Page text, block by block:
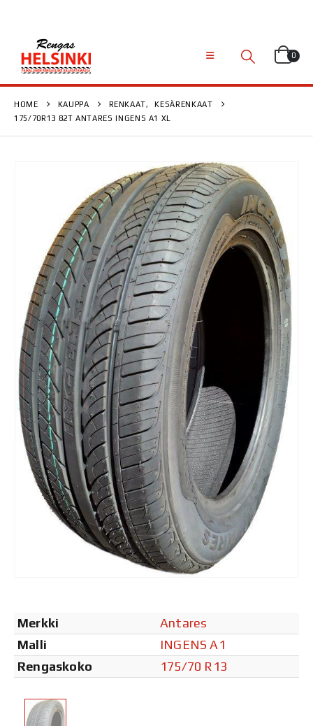
0
HOME KAUPPA RENKAAT,
KESÄRENKAAT
175/70R13 82T ANTARES INGENS A1 XL
Merkki
Antares
Malli
INGENS A1
Rengaskoko
175/70 R13